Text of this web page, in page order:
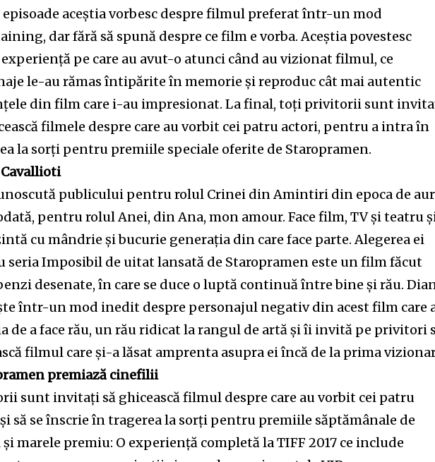
simply enter your email address on our website or click
button below. Don't worry, we respect your privacy and
your inbox. Your information is safe with us.
32,111 32,214
episoade aceștia vorbesc despre filmul preferat într-un mod
dar fără să spună despre ce film e vorba. Aceștia povestesc
pe care au avut-o atunci când au vizionat filmul, ce
le-au rămas întipărite în memorie și reproduc cât mai autentic
din film care i-au impresionat. La final, toți privitorii sunt
filmele despre care au vorbit cei patru actori, pentru a intra în
la sorți pentru premiile speciale oferite de Staropramen.
publicului pentru rolul Crinei din Amintiri din epoca de aur
pentru rolul Anei, din Ana, mon amour. Face film, TV și teatru
cu mândrie și bucurie generația din care face parte. Alegerea ei
seria Imposibil de uitat lansată de Staropramen este un film făcut
desenate, în care se duce o luptă continuă între bine și rău.
într-un mod inedit despre personajul negativ din acest film care
de a face rău, un rău ridicat la rangul de artă și îi invită pe privitori
filmul care și-a lăsat amprenta asupra ei încă de la prima
premiază cinefilii
sunt invitați să ghicească filmul despre care au vorbit cei patru
să se înscrie în tragerea la sorți pentru premiile săptămânale de
marele premiu: O experiență completă la TIFF 2017 ce include